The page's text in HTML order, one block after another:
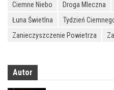
Ciemne Niebo Droga Mleczna
Łuna Świetlna
Tydzień
Zanieczyszczenie Powietrza
Autor